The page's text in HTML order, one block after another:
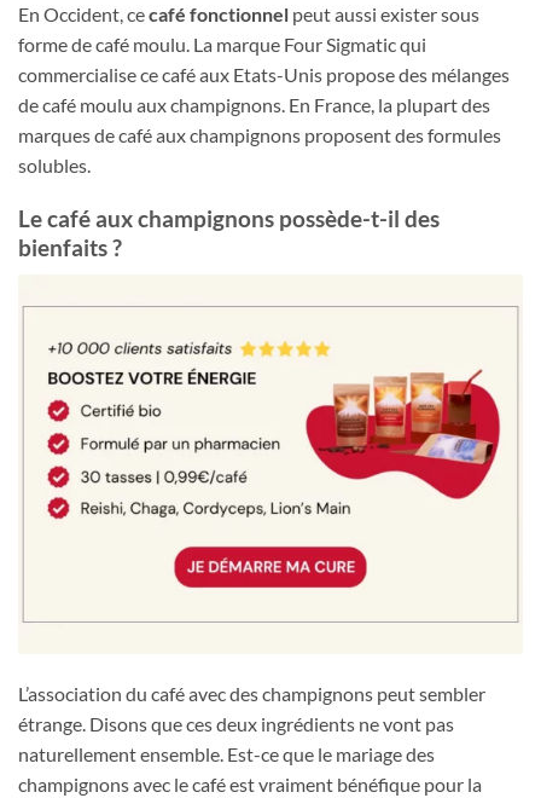
En Occident, cecafé fonctionnel peut aussi exister sous
forme de café moulu. La marque Four Sigmatic qui
commercialise ce café aux Etats-Unis propose des mélanges
de café moulu aux champignons. En France, la plupart des
marques de café aux champignons proposent des formules
solubles.
Le café aux champignons possède-t-il des
bienfaits ?
L’association du café avec des champignons peut sembler
étrange. Disons que ces deux ingrédients ne vont pas
naturellement ensemble. Est-ce que le mariage des
champignons avec le café est vraiment bénéfique pour la